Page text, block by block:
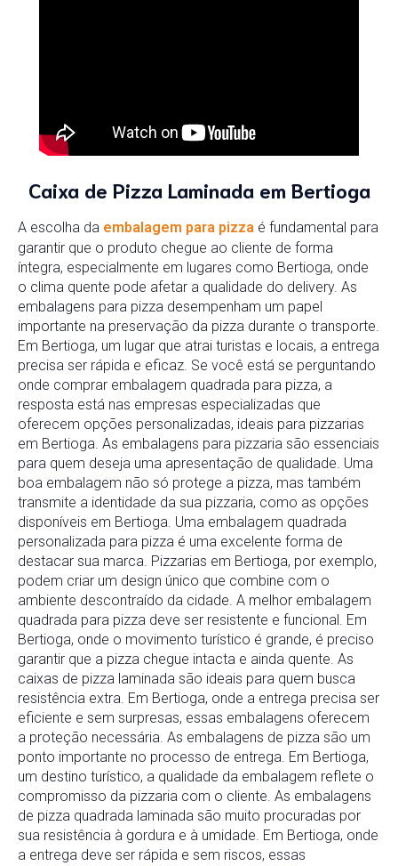
Caixa de Pizza Laminada em Bertioga
A escolha da embalagem para pizza é fundamental para
garantir que o produto chegue ao cliente de forma
íntegra, especialmente em lugares como Bertioga, onde
o clima quente pode afetar a qualidade do delivery. As
embalagens para pizza desempenham um papel
importante na preservação da pizza durante o transporte.
Em Bertioga, um lugar que atrai turistas e locais, a entrega
precisa ser rápida e eficaz. Se você está se perguntando
onde comprar embalagem quadrada para pizza, a
resposta está nas empresas especializadas que
oferecem opções personalizadas, ideais para pizzarias
em Bertioga. As embalagens para pizzaria são essenciais
para quem deseja uma apresentação de qualidade. Uma
boa embalagem não só protege a pizza, mas também
transmite a identidade da sua pizzaria, como as opções
disponíveis em Bertioga. Uma embalagem quadrada
personalizada para pizza é uma excelente forma de
destacar sua marca. Pizzarias em Bertioga, por exemplo,
podem criar um design único que combine com o
ambiente descontraído da cidade. A melhor embalagem
quadrada para pizza deve ser resistente e funcional. Em
Bertioga, onde o movimento turístico é grande, é preciso
garantir que a pizza chegue intacta e ainda quente. As
caixas de pizza laminada são ideais para quem busca
resistência extra. Em Bertioga, onde a entrega precisa ser
eficiente e sem surpresas, essas embalagens oferecem
a proteção necessária. As embalagens de pizza são um
ponto importante no processo de entrega. Em Bertioga,
um destino turístico, a qualidade da embalagem reflete o
compromisso da pizzaria com o cliente. As embalagens
de pizza quadrada laminada são muito procuradas por
sua resistência à gordura e à umidade. Em Bertioga, onde
a entrega deve ser rápida e sem riscos, essas